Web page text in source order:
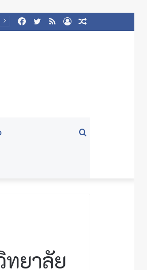
Log
RSS
Twitter
Facebook
ยาลัย